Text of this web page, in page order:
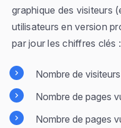
graphique des visiteurs
utilisateurs en version
par jour les chiffres clés :
Nombre de visiteurs
Nombre de pages
Nombre de pages